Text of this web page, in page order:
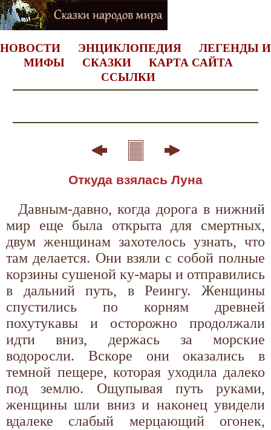
НОВОСТИ ЭНЦИКЛОПЕДИЯ
ЛЕГЕНДЫ И
МИФЫ
СКАЗКИ
КАРТА САЙТА
ССЫЛКИ
Откуда взялась Луна
Давным-давно, когда дорога в нижний
мир еще была открыта для смертных,
двум женщинам захотелось узнать, что
там делается. Они взяли с собой полные
корзины сушеной ку-мары и отправились
в дальний путь, в Реингу. Женщины
спустились по корням древней
похутукавы и осторожно продолжали
идти вниз, держась за морские
водоросли. Вскоре они оказались в
темной пещере, которая уходила далеко
под землю. Ощупывая путь руками,
женщины шли вниз и наконец увидели
вдалеке слабый мерцающий огонек,